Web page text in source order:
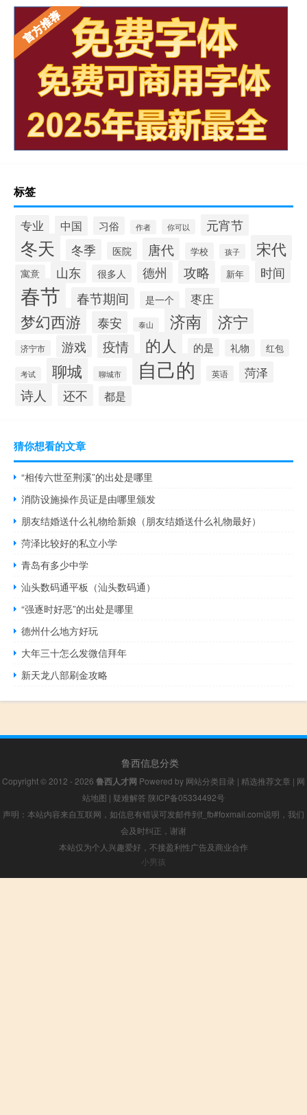
标签
专业 中国 习俗 作者 你可以 元宵节
冬天 冬季 医院 唐代 学校 孩子 宋代
寓意 山东 很多人 德州 攻略 新年 时间
春节 春节期间 是一个 枣庄
梦幻西游 泰安 泰山 济南 济宁
济宁市 游戏 疫情 的人 的是 礼物 红包
考试 聊城 聊城市 自己的 英语 菏泽
诗人 还不 都是
猜你想看的文章
“相传六世至荆溪”的出处是哪里
消防设施操作员证是由哪里颁发
朋友结婚送什么礼物给新娘（朋友结婚送什么礼物最好）
菏泽比较好的私立小学
青岛有多少中学
汕头数码通平板（汕头数码通）
“强逐时好恶”的出处是哪里
德州什么地方好玩
大年三十怎么发微信拜年
新天龙八部刷金攻略
鲁西信息分类
Copyright © 2012 - 2026 鲁西人才网 Powered by 网站分类目录 | 精选推荐文章 | 网
站地图 | 疑难解答 陕ICP备05334492号
声明：本站内容来自互联网，如信息有错误可发邮件到f_fb#foxmail.com说明，我们
会及时纠正，谢谢
本站仅为个人兴趣爱好，不接盈利性广告及商业合作
小男孩